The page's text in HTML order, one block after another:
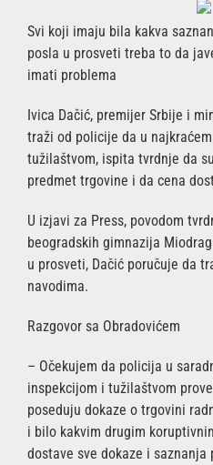
Svi koji imaju bila kakva
posla u prosveti treba to da
imati problema
Ivica Dačić, premijer Srbije i
traži od policije da u
tužilaštvom, ispita tvrdnje da
predmet trgovine i da cena
U izjavi za Press, povodom
beogradskih gimnazija
u prosveti, Dačić poručuje da
navodima.
Razgovor sa Obradovićem
– Očekujem da policija u
inspekcijom i tužilaštvom
poseduju dokaze o trgovini
i bilo kakvim drugim
dostave sve dokaze i